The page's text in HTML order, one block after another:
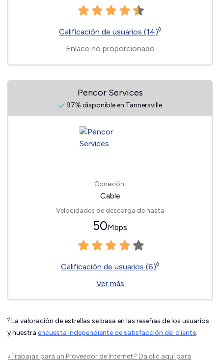
Calificación de usuarios (14)◊
Enlace no proporcionado
Pencor Services
97% disponible en Tannersville
Conexión:
Cable
Velocidades de descarga de hasta
50Mbps
Calificación de usuarios (6)◊
Ver más
◊ La valoración de estrellas se basa en las reseñas de los usuarios
y nuestra encuesta independiente de satisfacción del cliente.
¿Trabajas para un Proveedor de Internet? Da clic aquípara